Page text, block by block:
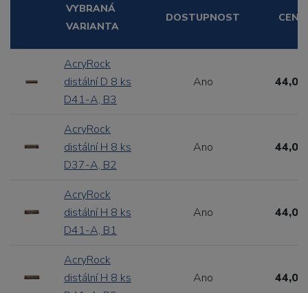
VYBRANÁ
VARIANTA
DOSTUPNOST CENA
AcryRock
distální D 8 ks
D41-A, B3
Ano 44,00
AcryRock
distální H 8 ks
D37-A, B2
Ano 44,00
AcryRock
distální H 8 ks
D41-A, B1
Ano 44,00
AcryRock
distální H 8 ks
Ano 44,00